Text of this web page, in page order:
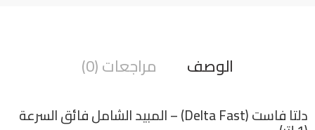
الوصف مراجعات (0)
دلتا فاست (Delta Fast) – المبيد الشامل فائق السرعة